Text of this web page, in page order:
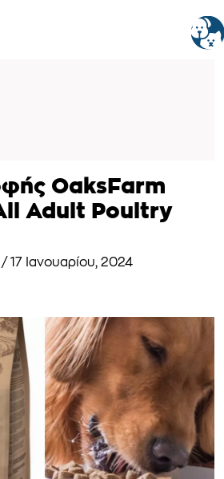
OaksFarm
Adult Poultry
/ 17 Ιανουαρίου, 2024